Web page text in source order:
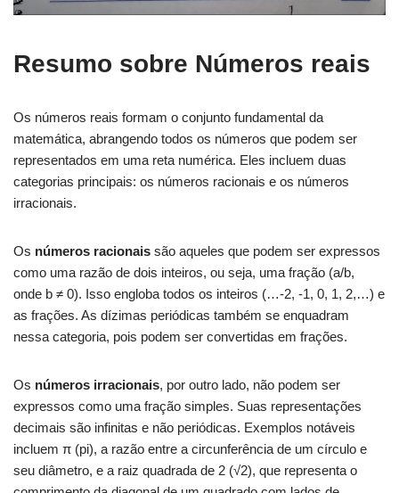
Resumo sobre Números reais
Os números reais formam o conjunto fundamental da
matemática, abrangendo todos os números que podem ser
representados em uma reta numérica. Eles incluem duas
categorias principais: os números racionais e os números
irracionais.
Os números racionais são aqueles que podem ser expressos
como uma razão de dois inteiros, ou seja, uma fração (a/b,
onde b ≠ 0). Isso engloba todos os inteiros (…-2, -1, 0, 1, 2,…) e
as frações. As dízimas periódicas também se enquadram
nessa categoria, pois podem ser convertidas em frações.
Os números irracionais, por outro lado, não podem ser
expressos como uma fração simples. Suas representações
decimais são infinitas e não periódicas. Exemplos notáveis
incluem π (pi), a razão entre a circunferência de um círculo e
seu diâmetro, e a raiz quadrada de 2 (√2), que representa o